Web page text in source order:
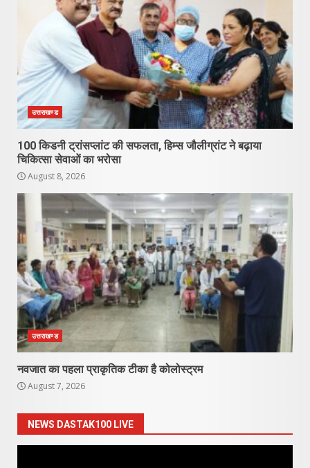
उत्तराखण्ड
100 किडनी ट्रांसप्लांट की सफलता, हिम्स जौलीग्रांट ने बढ़ाया
चिकित्सा सेवाओं का भरोसा
August 8, 2026
उत्तराखण्ड
नवजात का पहला प्राकृतिक टीका है कोलोस्ट्रम
August 7, 2026
NEWS DASTAK100 LIVE